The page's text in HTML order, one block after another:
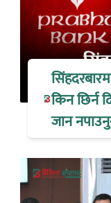
किन छिर्न
जान